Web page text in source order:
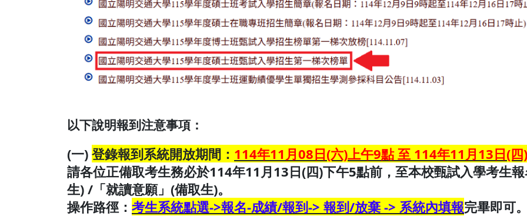
以下說明報到注意事項：
(一) 登錄報到系統開放期間： 114年11月08日(六)上午9點 至 114年11月13日(
請各位正備取考生務必於114年11月13日(四)下午5點前，至本校甄試入學考生
生) /「就讀意願」(備取生)。
操作路徑： 考生系統點選->報名-成績/報到-> 報到/放棄 -> 系統內填報完畢即可